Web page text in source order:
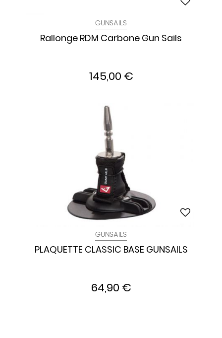
GUNSAILS
Rallonge RDM Carbone Gun Sails
145,00 €
GUNSAILS
PLAQUETTE CLASSIC BASE GUNSAILS
64,90 €